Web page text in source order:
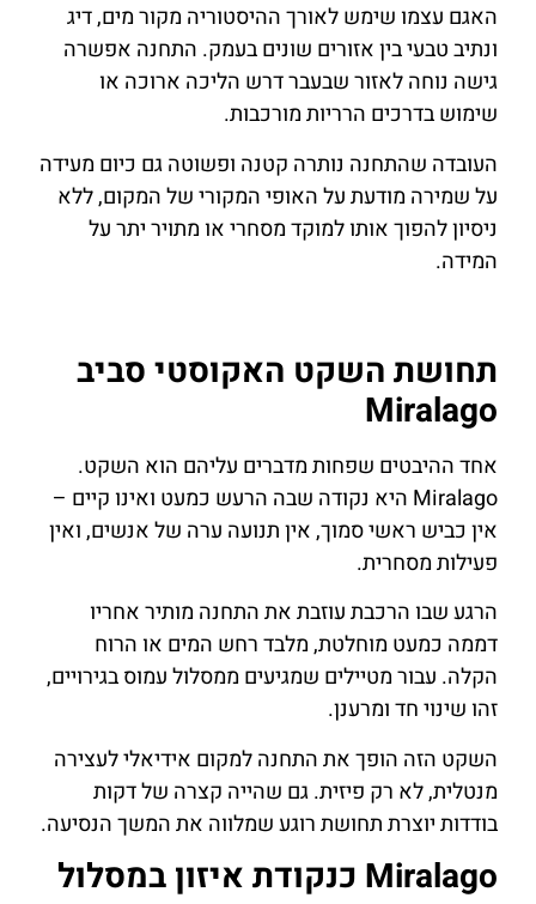
האגם עצמו שימש לאורך ההיסטוריה מקור מים, דיג
ונתיב טבעי בין אזורים שונים בעמק. התחנה אפשרה
גישה נוחה לאזור שבעבר דרש הליכה ארוכה או
שימוש בדרכים הרריות מורכבות.
העובדה שהתחנה נותרה קטנה ופשוטה גם כיום מעידה
על שמירה מודעת על האופי המקורי של המקום, ללא
ניסיון להפוך אותו למוקד מסחרי או מתויר יתר על
המידה.
תחושת השקט האקוסטי סביב
Miralago
אחד ההיבטים שפחות מדברים עליהם הוא השקט.
Miralago היא נקודה שבה הרעש כמעט ואינו קיים –
אין כביש ראשי סמוך, אין תנועה ערה של אנשים, ואין
פעילות מסחרית.
הרגע שבו הרכבת עוזבת את התחנה מותיר אחריו
דממה כמעט מוחלטת, מלבד רחש המים או הרוח
הקלה. עבור מטיילים שמגיעים ממסלול עמוס בגירויים,
זהו שינוי חד ומרענן.
השקט הזה הופך את התחנה למקום אידיאלי לעצירה
מנטלית, לא רק פיזית. גם שהייה קצרה של דקות
בודדות יוצרת תחושת רוגע שמלווה את המשך הנסיעה.
Miralago כנקודת איזון במסלול